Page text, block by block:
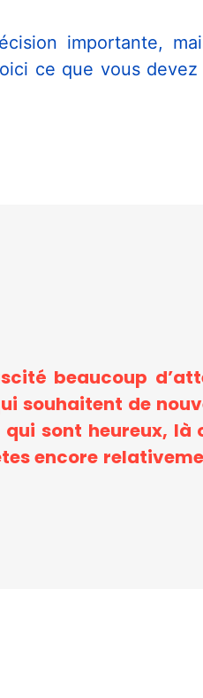
importante,
ce que vous
beaucoup
souhaitent de
sont heureux, là
encore